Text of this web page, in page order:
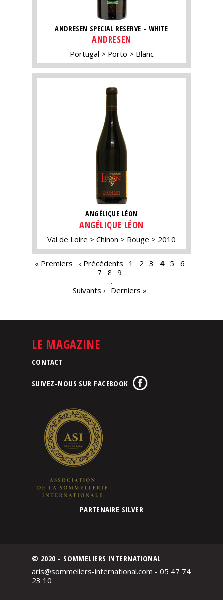
ANDRESEN SPECIAL RESERVE - WHITE
ANDRESEN
Portugal Porto Blanc
ANGÉLIQUE LÉON
ANGÉLIQUE LÉON
Val de Loire Chinon Rouge 2010
PAGES
« Premiers ‹ Précédents 1 2 3 4 5
6
7
8
9
…
Suivants ›
Derniers »
LE MAGAZINE
CONTACT
SUIVEZ-NOUS SUR FACEBOOK
PARTENAIRE SILVER
© 2020 - SOMMELIERS INTERNATIONAL
aris@sommeliers-international.com - 05 47 74
23 10